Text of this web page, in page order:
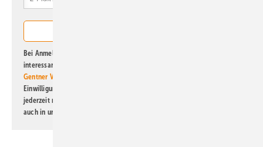
Bei Anmeldung zu diesem Newsletter bin ich damit einverstanden, über
interessante Verlags- und Online-Angebote
Gentner Verlag GmbH & Co. KG
Einwilligung kann ich jederzeit widerrufen und eine Abmeldung ist
jederzeit möglich. Informationen zum Umgang mit Daten finden Sie
auch in unserer